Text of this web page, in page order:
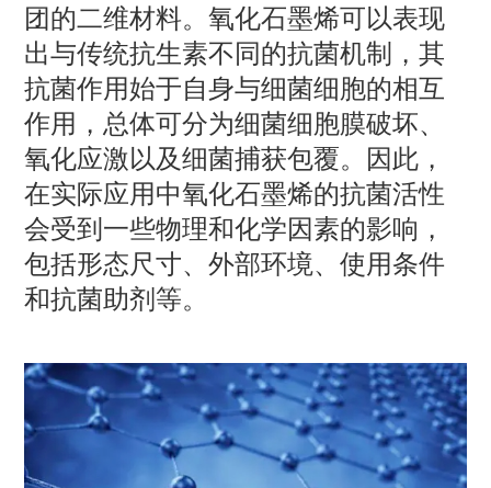
团的二维材料。氧化石墨烯可以表现
出与传统抗生素不同的抗菌机制，其
抗菌作用始于自身与细菌细胞的相互
作用，总体可分为细菌细胞膜破坏、
氧化应激以及细菌捕获包覆。因此，
在实际应用中氧化石墨烯的抗菌活性
会受到一些物理和化学因素的影响，
包括形态尺寸、外部环境、使用条件
和抗菌助剂等。